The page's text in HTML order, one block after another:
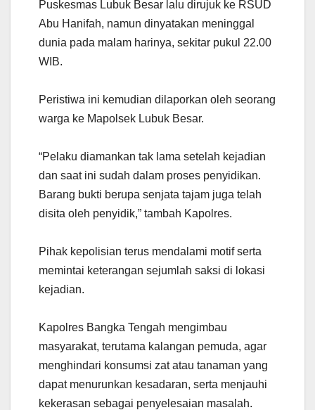
Puskesmas Lubuk Besar lalu dirujuk ke RSUD
Abu Hanifah, namun dinyatakan meninggal
dunia pada malam harinya, sekitar pukul 22.00
WIB.
Peristiwa ini kemudian dilaporkan oleh seorang
warga ke Mapolsek Lubuk Besar.
“Pelaku diamankan tak lama setelah kejadian
dan saat ini sudah dalam proses penyidikan.
Barang bukti berupa senjata tajam juga telah
disita oleh penyidik,” tambah Kapolres.
Pihak kepolisian terus mendalami motif serta
memintai keterangan sejumlah saksi di lokasi
kejadian.
Kapolres Bangka Tengah mengimbau
masyarakat, terutama kalangan pemuda, agar
menghindari konsumsi zat atau tanaman yang
dapat menurunkan kesadaran, serta menjauhi
kekerasan sebagai penyelesaian masalah.